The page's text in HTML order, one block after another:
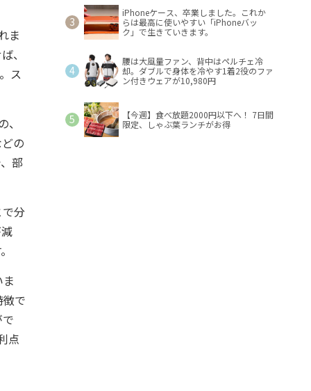
ま
、
ス
の
部
分
で
点
iPhoneケース、卒業しました。これか
らは最高に使いやすい「iPhoneバッ
ク」で生きていきます。
腰は大風量ファン、背中はペルチェ冷
却。ダブルで身体を冷やす1着2役のファ
ン付きウェアが10,980円
【今週】食べ放題2000円以下へ！ 7日間
限定、しゃぶ葉ランチがお得